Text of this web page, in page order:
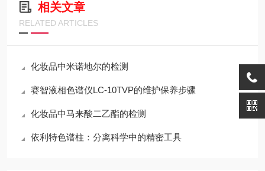
相关文章
RELATED ARTICLES
化妆品中米诺地尔的检测
赛智液相色谱仪LC-10TVP的维护保养步骤
化妆品中马来酸二乙酯的检测
依利特色谱柱：分离科学中的精密工具